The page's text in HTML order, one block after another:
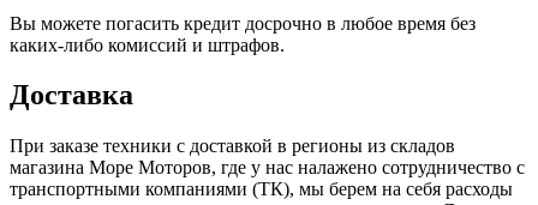
Вы можете погасить кредит досрочно в любое время без
каких-либо комиссий и штрафов.
Доставка
При заказе техники с доставкой в регионы из складов
магазина Море Моторов, где у нас налажено сотрудничество с
транспортными компаниями (ТК), мы берем на себя расходы